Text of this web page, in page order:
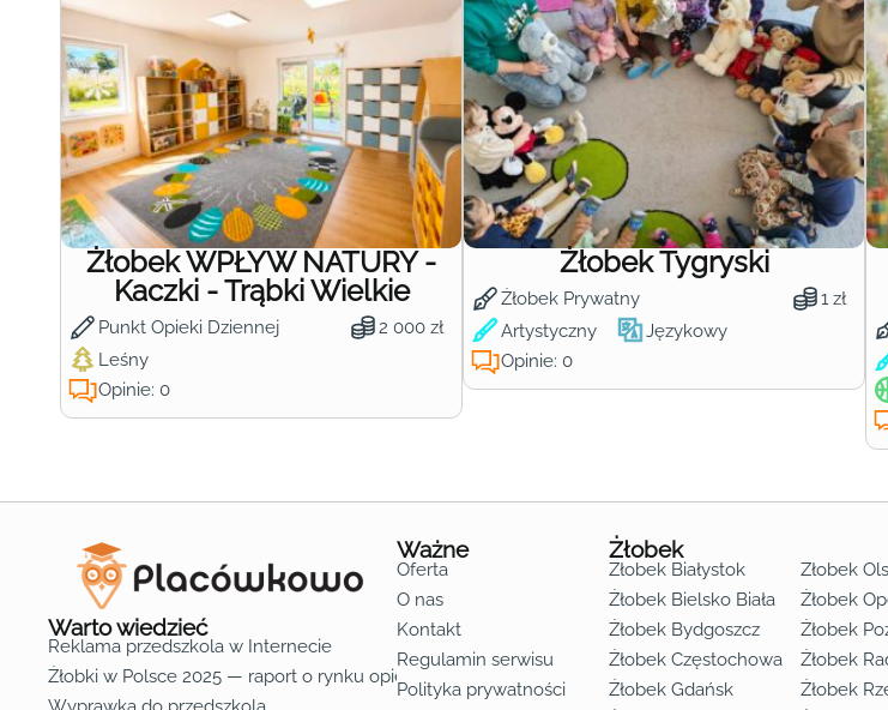
Żłobek WPŁYW NATURY -
Kaczki - Trąbki Wielkie
Punkt Opieki Dziennej 2 000 zł
Leśny
Opinie: 0
Żłobek Tygryski
Żłobek Prywatny 1 zł
Artystyczny Językowy
Opinie: 0
Warto wiedzieć
Reklama przedszkola w Internecie
Żłobki w Polsce 2025 — raport o rynku opieki nad dziećmi do lat 3
Ważne
Oferta
O nas
Kontakt
Regulamin serwisu
Polityka prywatności
Żłobek
Żłobek Białystok
Żłobek Bielsko Biała
Żłobek Bydgoszcz
Żłobek Częstochowa
Żłobek Gdańsk
Żłobek
Żłobek
Żłobek
Żłobek
Żłobek